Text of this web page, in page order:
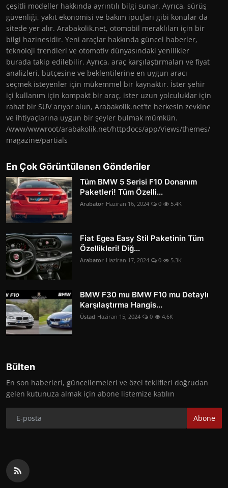
çeşitli modeller hakkında ayrıntılı bilgi sunar. Ayrıca, sürüş
güvenliği, yakıt ekonomisi ve bakım ipuçları gibi konular da
sitede yer alır. Arabakolik.net, otomobil meraklıları için bir
bilgi hazinesidir. Yeni araçlar hakkında güncel haberler,
teknoloji trendleri ve otomotiv dünyasındaki yenilikler
burada takip edilebilir. Ayrıca, araç karşılaştırmaları ve fiyat
analizleri, bütçesine ve beklentilerine en uygun aracı
seçmek isteyenler için mükemmel bir kaynaktır. İster şehir
içi kullanım için kompakt bir araç, ister uzun yolculuklar için
rahat bir SUV arıyor olun, Arabakolik.net'te herkesin zevkine
ve ihtiyaçlarına uygun bir şeyler bulmak mümkün.
/www/wwwroot/arabakolik.net/httpdocs/app/Views/themes/
magazine/partials
En Çok Görüntülenen Gönderiler
Tüm BMW 5 Serisi F10 Donanım
Paketleri! Tüm Özelli...
Arabator Haziran 16, 2024 0 5.4K
Fiat Egea Easy Stil Paketinin Tüm
Özellikleri! Diğ...
Arabator Haziran 17, 2024 0 5.3K
BMW F30 mu BMW F10 mu Detaylı
Karşılaştırma Hangis...
Üstad Haziran 15, 2024 0 4.6K
Bülten
En son haberleri, güncellemeleri ve özel teklifleri doğrudan
gelen kutunuza almak için abone listemize katılın
Abone